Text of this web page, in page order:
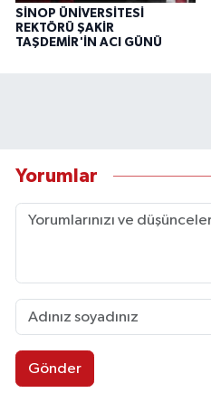
SİNOP ÜNİVERSİTESİ
REKTÖRÜ ŞAKİR
TAŞDEMİR'İN ACI GÜNÜ
Yorumlar
Gönder